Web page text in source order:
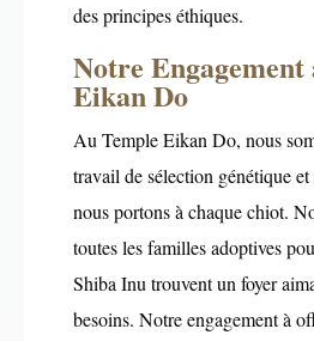
des principes éthiques.
Notre Engagement
Eikan Do
Au Temple Eikan Do, nous
travail de sélection génétique
nous portons à chaque chiot.
toutes les familles adoptives
Shiba Inu trouvent un foyer
besoins. Notre engagement à